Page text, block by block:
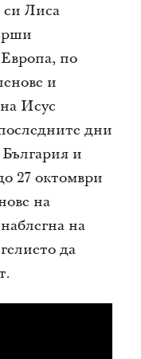
си Лиса
по
и
Исус
дни
и
27 октомври
на
на
да